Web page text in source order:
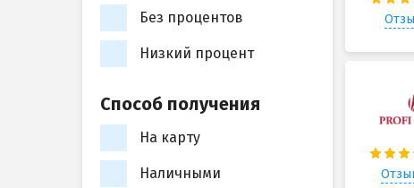
Без процентов
Низкий процент
Способ получения
На карту
Наличными